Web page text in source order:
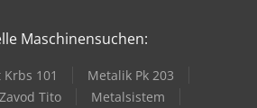
Maschinensuchen:
101
Metalik Pk 203
Tito
Metalsistem